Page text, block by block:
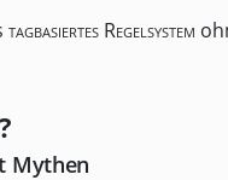
tagbasiertes Regelsystem
Mythen